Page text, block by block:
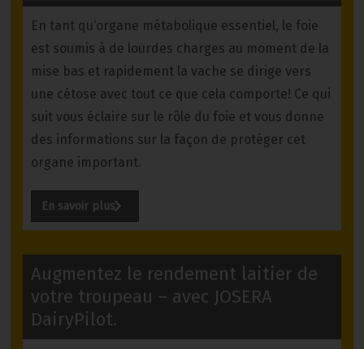
En tant qu‘organe métabolique essentiel, le foie
est soumis à de lourdes charges au moment de la
mise bas et rapidement la vache se dirige vers
une cétose avec tout ce que cela comporte! Ce qui
suit vous éclaire sur le rôle du foie et vous donne
des informations sur la façon de protéger cet
organe important.
En savoir plus
Augmentez le rendement laitier de
votre troupeau – avec JOSERA
DairyPilot.